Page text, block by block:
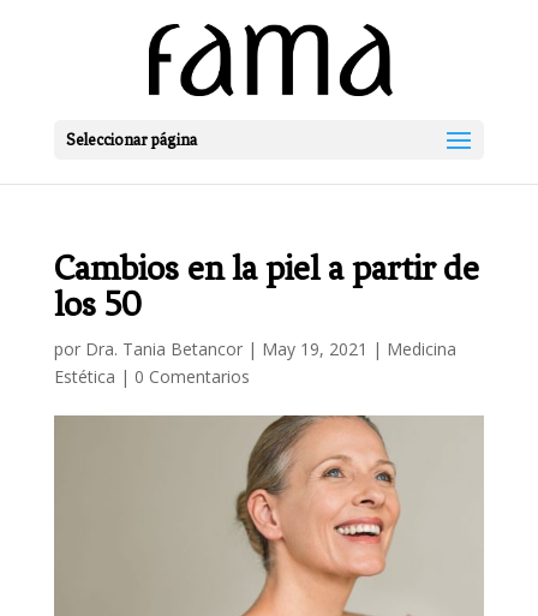
Seleccionar página
Cambios en la piel a partir de
los 50
por Dra. Tania Betancor| May 19, 2021 | Medicina
Estética | 0 Comentarios